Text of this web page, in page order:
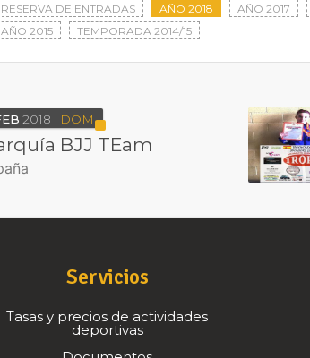
RESERVA DE ENTRADAS
AÑO 2018 AÑO 2017
AÑO 2015
TEMPORADA 2014/15
2018 DOM
BJJ TEam
Servicios
Tasas y precios de actividades
deportivas